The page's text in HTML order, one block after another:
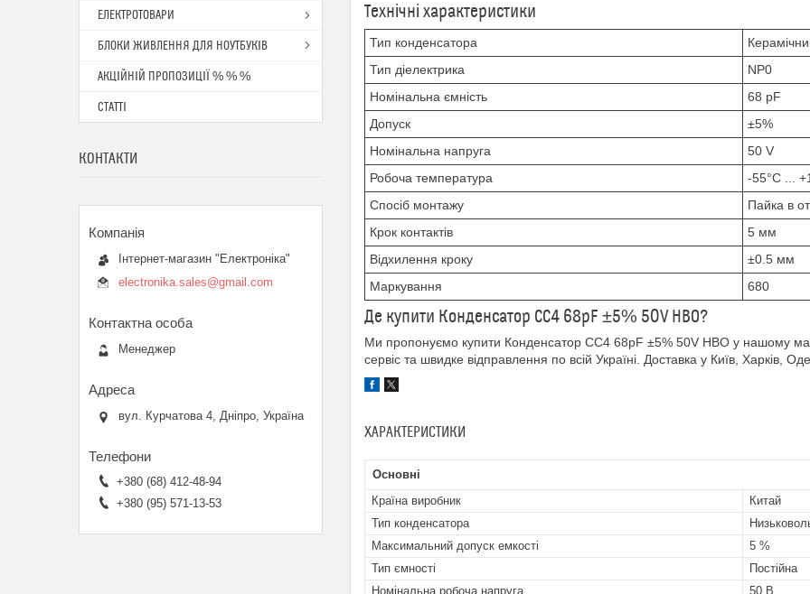
Технічні характеристики
Тип конденсатора
Тип діелектрика
NP0
Номінальна ємність
68 pF
Допуск
±5%
Номінальна напруга
50 V
Робоча температура
-55°C ...
Спосіб монтажу
Пайка в
Крок контактів
5 мм
Відхилення кроку
±0.5 мм
Маркування
680
Де купити Конденсатор CC4 68pF ±5% 50V НВО?
Ми пропонуємо купити Конденсатор CC4 68pF ±5% 50V НВО у нашому
сервіс та швидке відправлення по всій Україні. Доставка у Київ, Харків,
ХАРАКТЕРИСТИКИ
Основні
Країна виробник
Китай
Тип конденсатора
Максимальний допуск емкості
5 %
Тип ємності
Постійна
Номінальна робоча напруга
50 В
ЕЛЕКТРОТОВАРИ
БЛОКИ ЖИВЛЕННЯ ДЛЯ НОУТБУКІВ
АКЦІЙНІЙ ПРОПОЗИЦІЇ % % %
СТАТТІ
КОНТАКТИ
Інтернет-магазин "Електроніка"
electronika.sales@gmail.com
Менеджер
вул. Курчатова 4, Дніпро, Україна
+380 (68) 412-48-94
+380 (95) 571-13-53